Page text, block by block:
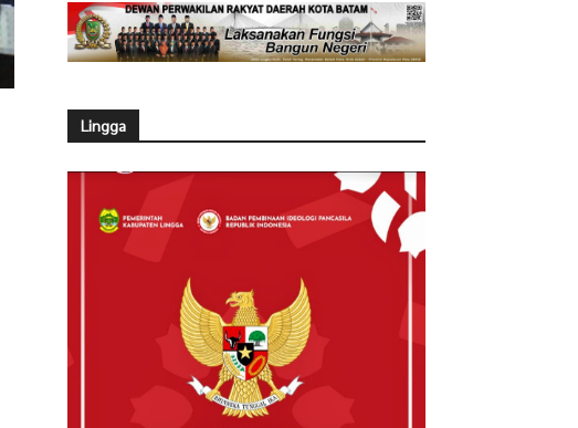
Lingga